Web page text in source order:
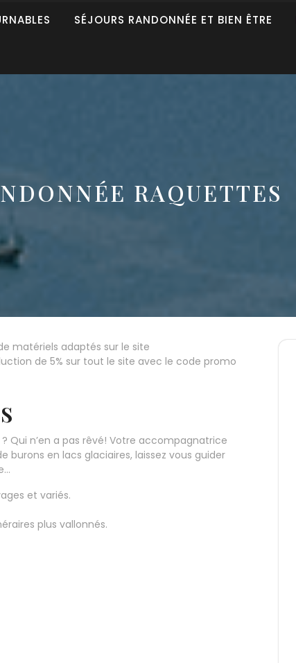
SÉJOURS RANDONNÉE ET BIEN ÊTRE
RAQUETTES
matériels adaptés sur le site
de 5% sur tout le site avec le code promo
Qui n’en a pas rêvé! Votre accompagnatrice
burons en lacs glaciaires, laissez vous guider
et variés.
plus vallonnés.